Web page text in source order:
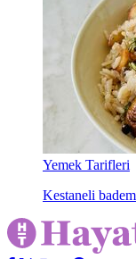
Yemek Tarifleri
Kestaneli